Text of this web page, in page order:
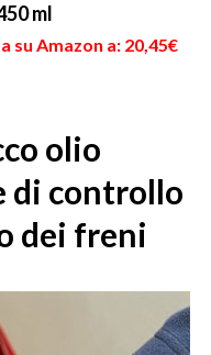
ml
su Amazon a: 20,45€
olio
di controllo
dei freni